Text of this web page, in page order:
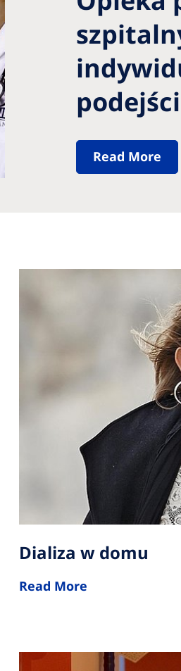
Read More
Dializa w domu
Read More